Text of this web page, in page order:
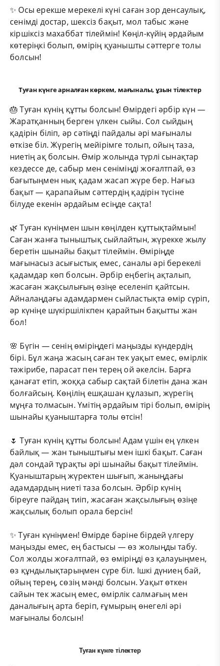
✨ Осы ерекше мерекелі күні саған зор денсаулық,
сенімді достар, шексіз бақыт, мол табыс және
кіршіксіз махаббат тілеймін! Көңіл-күйің әрдайым
көтеріңкі болып, өмірің қуанышты сәттерге толы
болсын!
Туған күнге арналған көркем, мағыналы, ұзын тілектер
🎂 Туған күнің құтты болсын! Өмірдегі әрбір күн —
Жаратқанның берген үлкен сыйы. Сол сыйдың
қадірін біліп, әр сәтіңді пайдалы әрі мағыналы
өткізе біл. Жүрегің мейірімге толып, ойың таза,
ниетің ақ болсын. Өмір жолында түрлі сынақтар
кездессе де, сабыр мен сеніміңді жоғалтпай, өз
бағытыңмен нық қадам жасап жүре бер. Нағыз
бақыт — қарапайым сәттердің қадірін түсіне
білуде екенін әрдайым есіңде сақта!
🌿 Туған күніңмен шын көңілден құттықтаймын!
Саған жанға тыныштық сыйлайтын, жүрекке жылу
беретін шынайы бақыт тілеймін. Өміріңде
мағынасыз асығыстық емес, саналы әрі берекелі
қадамдар көп болсын. Әрбір еңбегің ақталып,
жасаған жақсылығың өзіңе еселеніп қайтсын.
Айналаңдағы адамдармен сыйластықта өмір сүріп,
әр күніңе шүкіршілікпен қарайтын бақытты жан
бол!
🌸 Бүгін — сенің өміріңдегі маңызды күндердің
бірі. Бұл жаңа жасың саған тек уақыт емес, өмірлік
тәжірибе, парасат пен терең ой әкелсін. Барға
қанағат етіп, жоққа сабыр сақтай білетін дана жан
болғайсың. Көңілің ешқашан құлазып, жүрегің
мұңға толмасын. Үмітің әрдайым тірі болып, өмірің
шынайы қуаныштарға толы өтсін!
🌷 Туған күнің құтты болсын! Адам үшін ең үлкен
байлық — жан тыныштығы мен ішкі бақыт. Саған
дәл сондай тұрақты әрі шынайы бақыт тілеймін.
Қуаныштарың жүректен шығып, жаныңдағы
адамдардың ниеті таза болсын. Әрбір күнің
біреуге пайдаң тиіп, жасаған жақсылығың өзіңе
жақсылық болып орала берсін!
✨ Туған күніңмен! Өмірде бәріне бірдей үлгеру
маңызды емес, ең бастысы — өз жолыңды табу.
Сол жолды жоғалтпай, өз өміріңді өз қалауыңмен,
өз құндылықтарыңмен сүре біл. Ішкі дүниең бай,
ойың терең, сөзің мәнді болсын. Уақыт өткен
сайын тек жасың емес, өмірлік салмағың мен
даналығың арта беріп, ғұмырың өнегелі әрі
мағыналы болсын!
Туған күнге тілектер